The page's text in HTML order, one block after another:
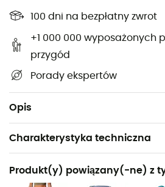
100 dni na bezpłatny zwrot
+1 000 000 wyposażonych
przygód
Porady ekspertów
Opis
Elastyczny kaptur
Kurtka puchowa
schowania w własnej
Waga: 220,5 g
Charakterystyka techniczna
Polecane dla
Turystyka piesza / Wspinaczka /
Produkt(y) powiązany(-ne) z